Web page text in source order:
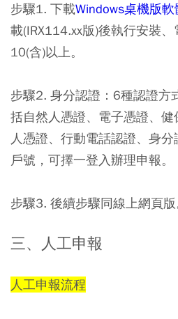
步驟1. 下載Windows桌機版軟
載(IRX114.xx版)後執行安裝
10(含)以上。
步驟2. 身分認證 ：6種認證
括自然人憑證、電子憑證、
人憑證、行動電話認證、身
戶號，可擇一登入辦理申報。
步驟3. 後續步驟同線上網頁版
三、人工申報
人工申報流程